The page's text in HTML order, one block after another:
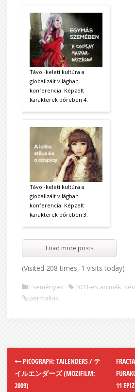
Távol-keleti kultúra a
globalizált világban
konferencia: Képzelt
karakterek bőrében 4.
Távol-keleti kultúra a
globalizált világban
konferencia: Képzelt
karakterek bőrében 3.
Load more posts
(Visited 208 times, 1 visits today)
Események 2011-es animék,
permalink
PICOGRAPH: TAILENDERS / テ
イルエンダーズ (MOZIFILM;
2009)
11